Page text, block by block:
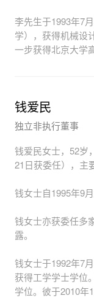
李先生于1993年7
学），获得机械设
一步获得北京大学
钱爱民
独立非执行董事
钱爱民女士，52岁
21日获委任），主
钱女士自1995年9
钱女士亦获委任多
露。
钱女士于1992年7
获得工学学士学位
学位。彼于2010年